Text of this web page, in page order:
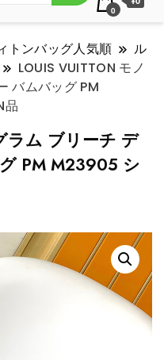
0
トンバッグ人気順
ル
LOUIS VUITTON モノ
バムバッグ PM
品
ラム ブリーチ デ
PM M23905 シ